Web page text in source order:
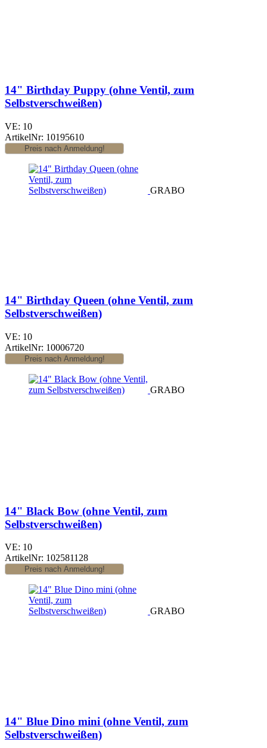
14" Birthday Puppy (ohne Ventil, zum
Selbstverschweißen)
VE: 10
ArtikelNr: 10195610
GRABO
14" Birthday Queen (ohne Ventil, zum
Selbstverschweißen)
VE: 10
ArtikelNr: 10006720
GRABO
14" Black Bow (ohne Ventil, zum
Selbstverschweißen)
VE: 10
ArtikelNr: 102581128
GRABO
14" Blue Dino mini (ohne Ventil, zum
Selbstverschweißen)